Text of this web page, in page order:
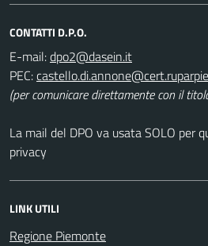
CONTATTI D.P.O.
E-mail:
PEC:
(per comunicare direttamente con il
La mail del DPO va usata SOLO per
privacy
LINK UTILI
Regione Piemonte